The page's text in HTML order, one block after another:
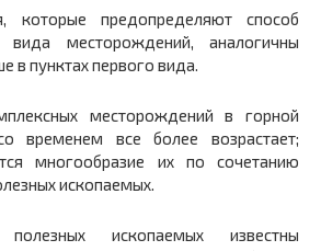
которые предопределяют способ
вида месторождений, аналогичны
в пунктах первого вида.
месторождений в горной
временем все более возрастает;
многообразие их по сочетанию
ископаемых.
ископаемых известны